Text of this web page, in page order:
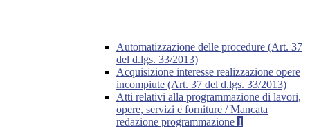
Automatizzazione delle procedure (Art. 37
del d.lgs. 33/2013)
Acquisizione interesse realizzazione opere
incompiute (Art. 37 del d.lgs. 33/2013)
Atti relativi alla programmazione di lavori,
opere, servizi e forniture / Mancata
redazione programmazione 1